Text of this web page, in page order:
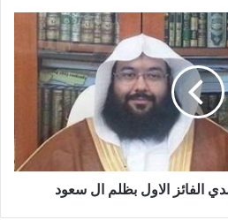
الفائز الاول بظلم ال سعود